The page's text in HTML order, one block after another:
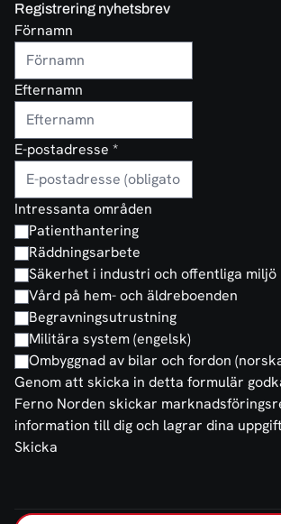
Registrering nyhetsbrev
Förnamn
Efternamn
E-postadresse *
Intressanta områden
Patienthantering
Räddningsarbete
Säkerhet i industri och offentliga miljö
Vård på hem- och äldreboenden
Begravningsutrustning
Militära system (engelsk)
Ombyggnad av bilar och fordon
Genom att skicka in detta formulär
Ferno Norden skickar
information till dig och lagrar dina
Skicka